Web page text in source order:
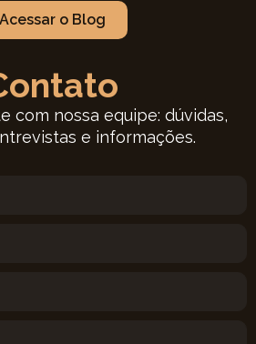
Acessar o Blog
com nossa equipe: dúvidas,
e informações.